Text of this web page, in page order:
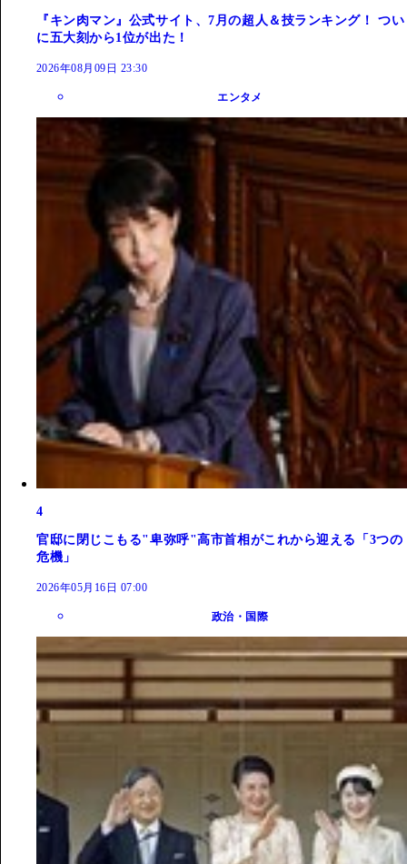
『キン肉マン』公式サイト、7月の超人＆技ランキング！ つい
に五大刻から1位が出た！
2026年08月09日 23:30
エンタメ
4
官邸に閉じこもる"卑弥呼"高市首相がこれから迎える「3つの
危機」
2026年05月16日 07:00
政治・国際